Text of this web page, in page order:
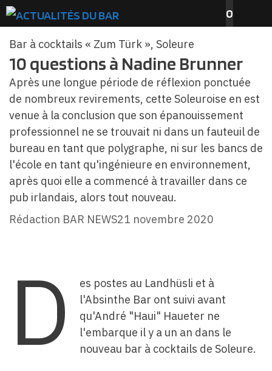
Aller
au
contenu
0
Bar à cocktails « Zum Türk », Soleure
10 questions à Nadine Brunner
Après une longue période de réflexion ponctuée
de nombreux revirements, cette Soleuroise en est
venue à la conclusion que son épanouissement
professionnel ne se trouvait ni dans un fauteuil de
bureau en tant que polygraphe, ni sur les bancs de
l'école en tant qu'ingénieure en environnement,
après quoi elle a commencé à travailler dans ce
pub irlandais, alors tout nouveau.
Rédaction BAR NEWS21 novembre 2020
D
es postes au Landhüsli et à
l'Absinthe Bar ont suivi avant
qu'André "Haui" Haueter ne
l'embarque il y a un an dans le
nouveau bar à cocktails de Soleure.